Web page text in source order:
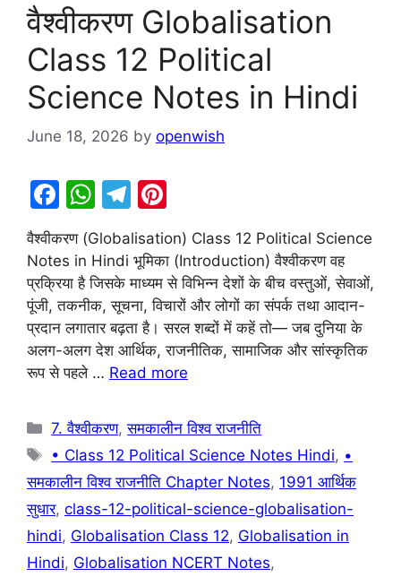
वैश्वीकरण Globalisation
Class 12 Political
Science Notes in Hindi
June 18, 2026 by openwish
F
c
e
b
o
o
W
h
at
s
A
p
p
T
el
e
gr
a
m
nt
er
e
st
वैश्वीकरण (Globalisation) Class 12 Political Science
Notes in Hindi भूमिका (Introduction) वैश्वीकरण वह
प्रक्रिया है जिसके माध्यम से विभिन्न देशों के बीच वस्तुओं, सेवाओं,
पूंजी, तकनीक, सूचना, विचारों और लोगों का संपर्क तथा आदान-
प्रदान लगातार बढ़ता है। सरल शब्दों में कहें तो— जब दुनिया के
अलग-अलग देश आर्थिक, राजनीतिक, सामाजिक और सांस्कृतिक
रूप से पहले … Read more
Categories
7. वैश्वीकरण,समकालीन विश्व राजनीति
Tags
• Class 12 Political Science Notes Hindi, •
समकालीन विश्व राजनीति Chapter Notes, 1991 आर्थिक
सुधार, class-12-political-science-globalisation-
hindi, Globalisation Class 12, Globalisation in
Hindi, Globalisation NCERT Notes,